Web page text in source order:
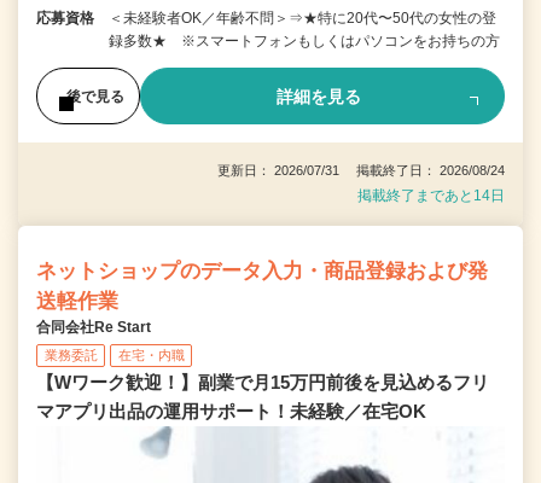
応募資格
＜未経験者OK／年齢不問＞⇒★特に20代〜50代の女性の登
録多数★ ※スマートフォンもしくはパソコンをお持ちの方
後で見る 詳細を見る
更新日： 2026/07/31 掲載終了日： 2026/08/24
掲載終了まであと14日
ネットショップのデータ入力・商品登録および発
送軽作業
合同会社Re Start
業務委託 在宅・内職
【Wワーク歓迎！】副業で月15万円前後を見込めるフリ
マアプリ出品の運用サポート！未経験／在宅OK